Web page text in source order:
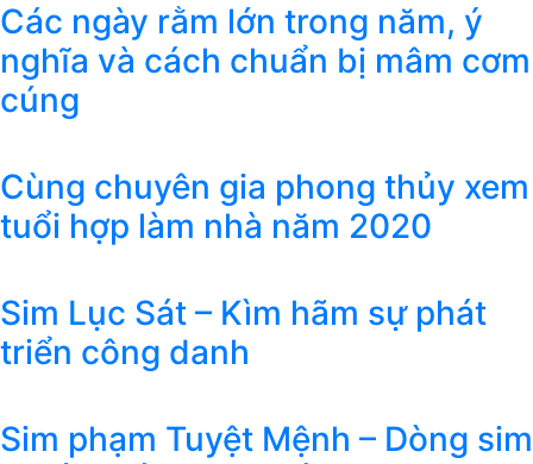
Các ngày rằm lớn trong năm, ý
nghĩa và cách chuẩn bị mâm cơm
cúng
Cùng chuyên gia phong thủy xem
tuổi hợp làm nhà năm 2020
Sim Lục Sát – Kìm hãm sự phát
triển công danh
Sim phạm Tuyệt Mệnh – Dòng sim